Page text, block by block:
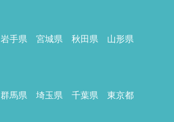
岩手県 宮城県 秋田県
山形県
群馬県 埼玉県 千葉県
東京都